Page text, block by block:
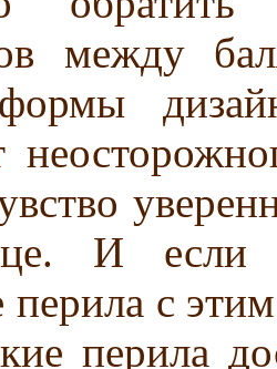
между
формы
И если
перила с
перила